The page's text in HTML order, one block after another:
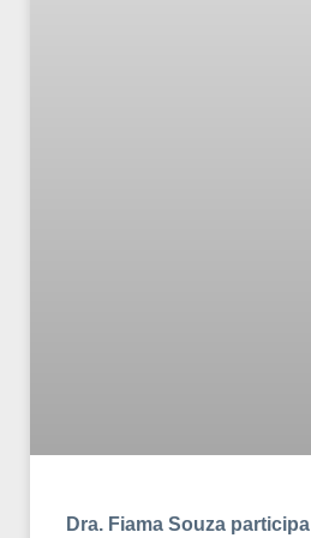
Dra. Fiama Souza